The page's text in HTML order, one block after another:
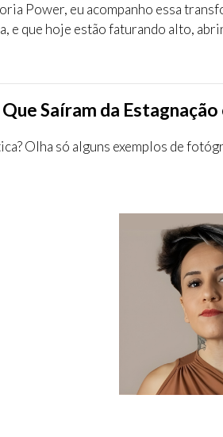
Power, eu acompanho essa
e que hoje estão faturando alto,
Saíram da
Olha só alguns exemplos de